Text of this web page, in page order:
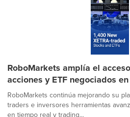
RoboMarkets amplía el
acciones y ETF negociados
RoboMarkets continúa mejorando su
traders e inversores herramientas
en tiempo real y trading...